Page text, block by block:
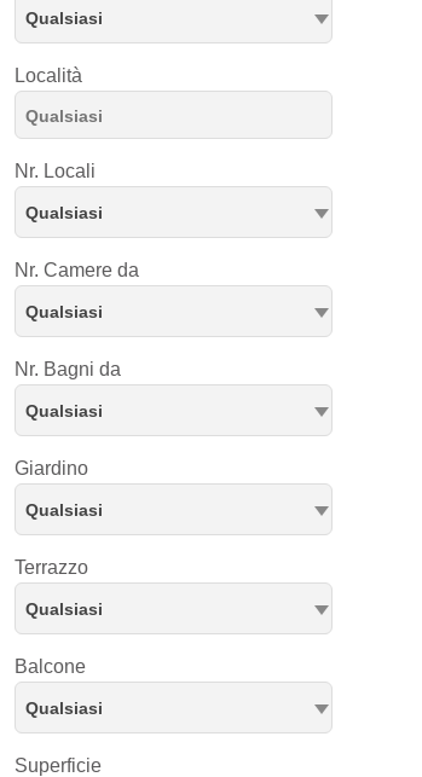
Qualsiasi
Località
Nr. Locali
Qualsiasi
Nr. Camere da
Qualsiasi
Nr. Bagni da
Qualsiasi
Giardino
Qualsiasi
Terrazzo
Qualsiasi
Balcone
Qualsiasi
Superficie